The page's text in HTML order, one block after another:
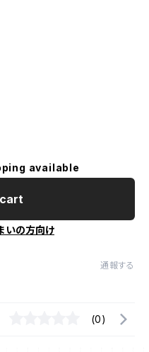
available
いの方向け
通報する
(0)